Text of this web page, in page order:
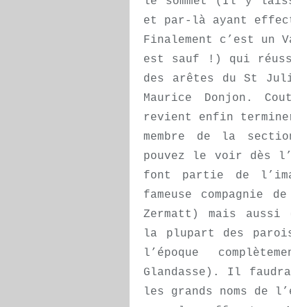
et par-là ayant
Finalement c’est un
est sauf !) qui
des arêtes du St
Maurice Donjon.
revient enfin
membre de la
pouvez le voir dès
font partie de
fameuse compagnie
Zermatt) mais
la plupart des
l’époque
Glandasse). Il
les grands noms de